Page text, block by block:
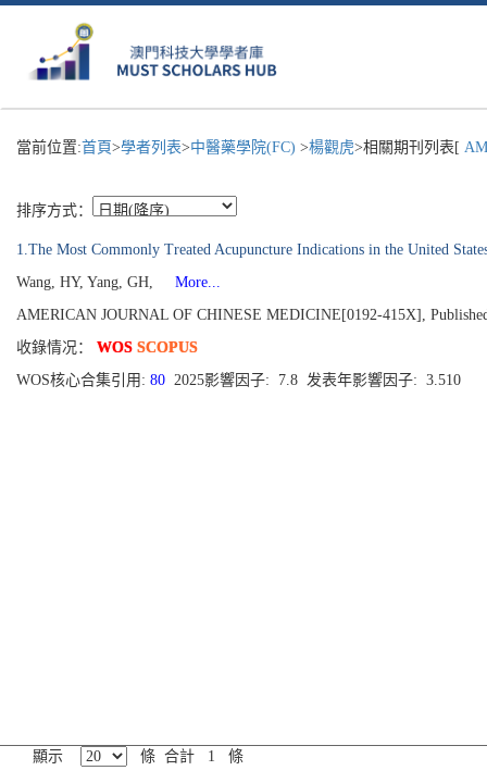
當前位置:首頁>學者列表>中醫藥學院(FC) >楊觀虎>相關期刊列表[
排序方式：
1.The Most Commonly Treated Acupuncture Indications in the United
Wang, HY, Yang, GH,
More...
AMERICAN JOURNAL OF CHINESE MEDICINE[0192-415X], Published
收錄情况： WOS SCOPUS
WOS核心合集引用: 80 2025影響因子: 7.8 发表年影響因子: 3.510
顯示 條 合計 1 條